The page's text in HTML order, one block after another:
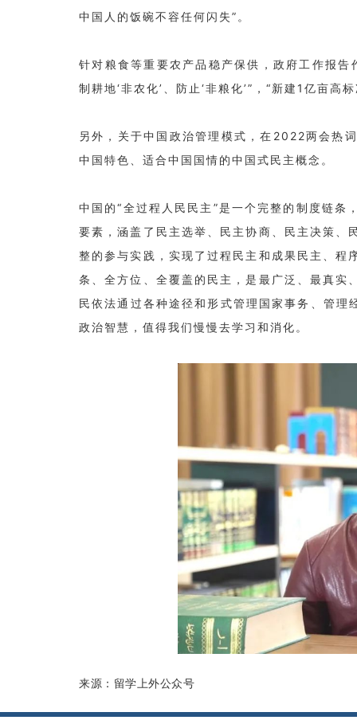
中国人的饭碗不容任何闪失”。
针对粮食等重要农产品稳产保供，政府工作报
制耕地‘非农化’、防止‘非粮化’”，“新建1亿亩
另外，关于中国政治管理模式，在2022两会热
中国特色、适合中国国情的中国式民主概念。
中国的“全过程人民民主”是一个完整的制度链
要素，涵盖了民主选举、民主协商、民主决策
整的参与实践，实现了过程民主和成果民主、
条、全方位、全覆盖的民主，是最广泛、最真
民依法通过各种途径和形式管理国家事务、管
政治智慧，值得我们慢慢去学习和消化。
来源：留学上外公众号